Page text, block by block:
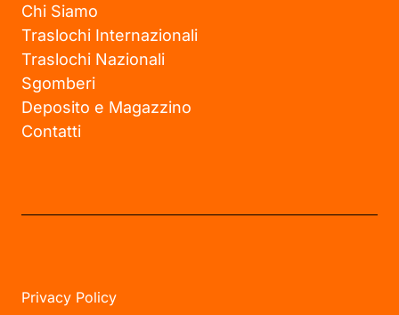
Chi Siamo
Traslochi Internazionali
Traslochi Nazionali
Sgomberi
Deposito e Magazzino
Contatti
Privacy Policy